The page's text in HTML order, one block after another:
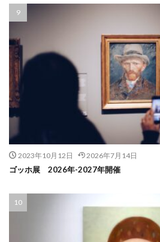
2023年10月12日 2026年7月14日
ゴッホ展 2026年-2027年開催